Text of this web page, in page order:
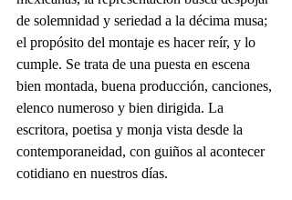
de solemnidad y seriedad a la décima musa;
el propósito del montaje es hacer reír, y lo
cumple. Se trata de una puesta en escena
bien montada, buena producción, canciones,
elenco numeroso y bien dirigida. La
escritora, poetisa y monja vista desde la
contemporaneidad, con guiños al acontecer
cotidiano en nuestros días.